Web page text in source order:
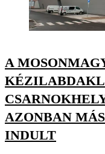
A
AZONBAN
INDULT